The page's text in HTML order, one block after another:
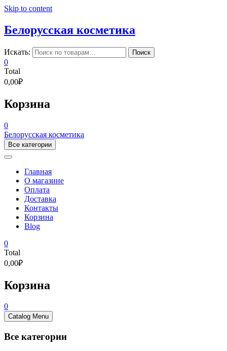
Skip to content
Белорусская косметика
Искать: Поиск
0
Total
0,00₽
Корзина
0
Белорусская косметика
Все категории
Главная
О магазине
Оплата
Доставка
Контакты
Корзина
Blog
0
Total
0,00₽
Корзина
0
Catalog Menu
Все категории